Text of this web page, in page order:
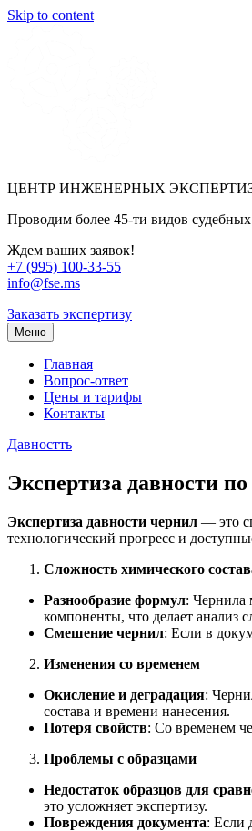
Skip to content
ЦЕНТР ИНЖЕНЕРНЫХ
Проводим более 45-ти видов судебных
Ждем ваших заявок!
+7 (995) 100-33-55
info@fse.ms
Заказать экспертизу
Меню
Главная
Вопрос-ответ
Цены и тарифы
Контакты
Давностть
Экспертиза давности
Экспертиза давности чернил — это
технологический прогресс и
Сложность химического
Разнообразие формул: Чернила
компоненты, что делает анализ
Смешение чернил: Если в
Изменения со временем
Окисление и деградация:
состава и времени нанесения.
Потеря свойств: Со временем
Проблемы с образцами
Недостаток образцов для
это усложняет экспертизу.
Повреждения документа: Если